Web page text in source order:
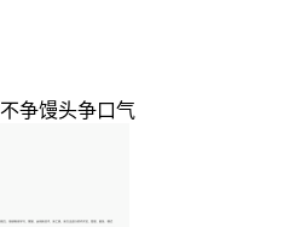
不争馒头争口气